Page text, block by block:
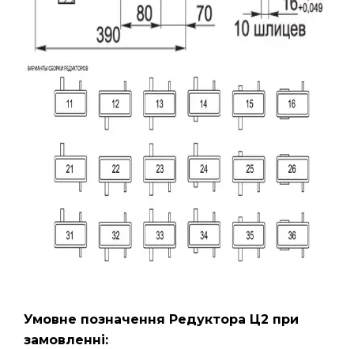
Умовне позначення Редуктора Ц2 при
замовленні: